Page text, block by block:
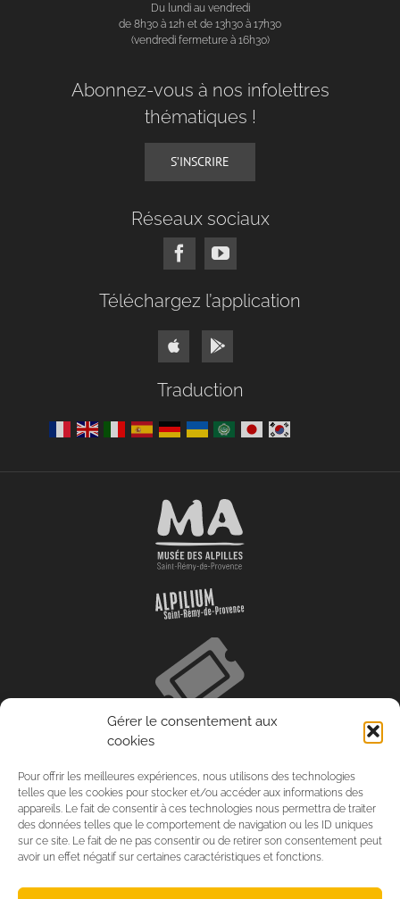
Gérer le consentement aux
cookies
Pour offrir les meilleures expériences, nous utilisons des technologies
telles que les cookies pour stocker et/ou accéder aux informations des
appareils. Le fait de consentir à ces technologies nous permettra de traiter
des données telles que le comportement de navigation ou les ID uniques
sur ce site. Le fait de ne pas consentir ou de retirer son consentement peut
avoir un effet négatif sur certaines caractéristiques et fonctions.
Du lundi au vendredi
de 8h30 à 12h et de 13h30 à 17h30
(vendredi fermeture à 16h30)
Abonnez-vous à nos infolettres
thématiques !
S’INSCRIRE
Réseaux sociaux
Téléchargez l’application
Traduction